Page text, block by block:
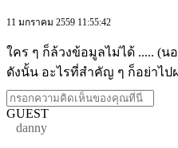
11 มกราคม 2559 11:55:42
ใคร ๆ ก็ล้วงข้อมูลไม่ได้ ..... (น
ดังนั้น อะไรที่สำคัญ ๆ ก็อย่าไป
GUEST
danny